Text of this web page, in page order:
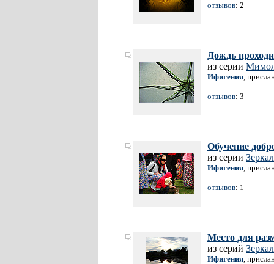
отзывов: 2
Дождь
из серии
Ифигения,
отзывов: 3
Обучение
из серии
Ифигения,
отзывов: 1
Место для
из серий
Ифигения,